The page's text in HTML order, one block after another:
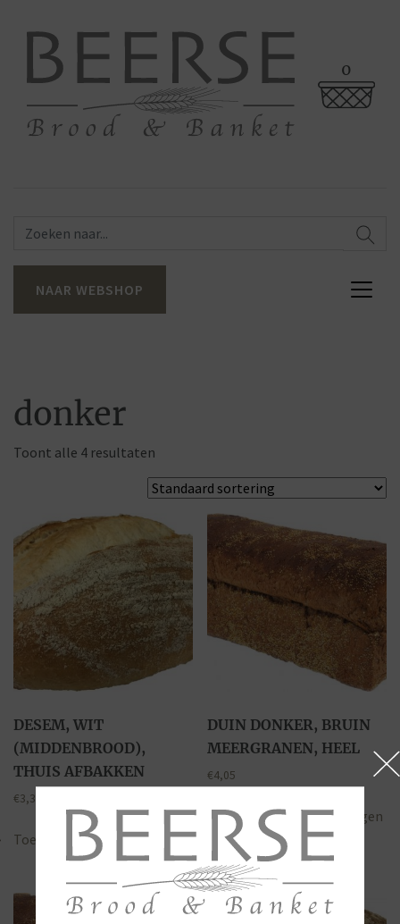
0
NAAR WEBSHOP
donker
Toont alle 4 resultaten
DESEM, WIT
(MIDDENBROOD),
THUIS AFBAKKEN
€3,30
Toevoegen aan winkelwagen
DUIN DONKER, BRUIN
MEERGRANEN, HEEL
€4,05
Toevoegen aan winkelwagen